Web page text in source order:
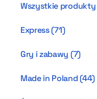
Wszystkie produkty
Express(71)
Gry i zabawy (7)
Made in Poland(44)